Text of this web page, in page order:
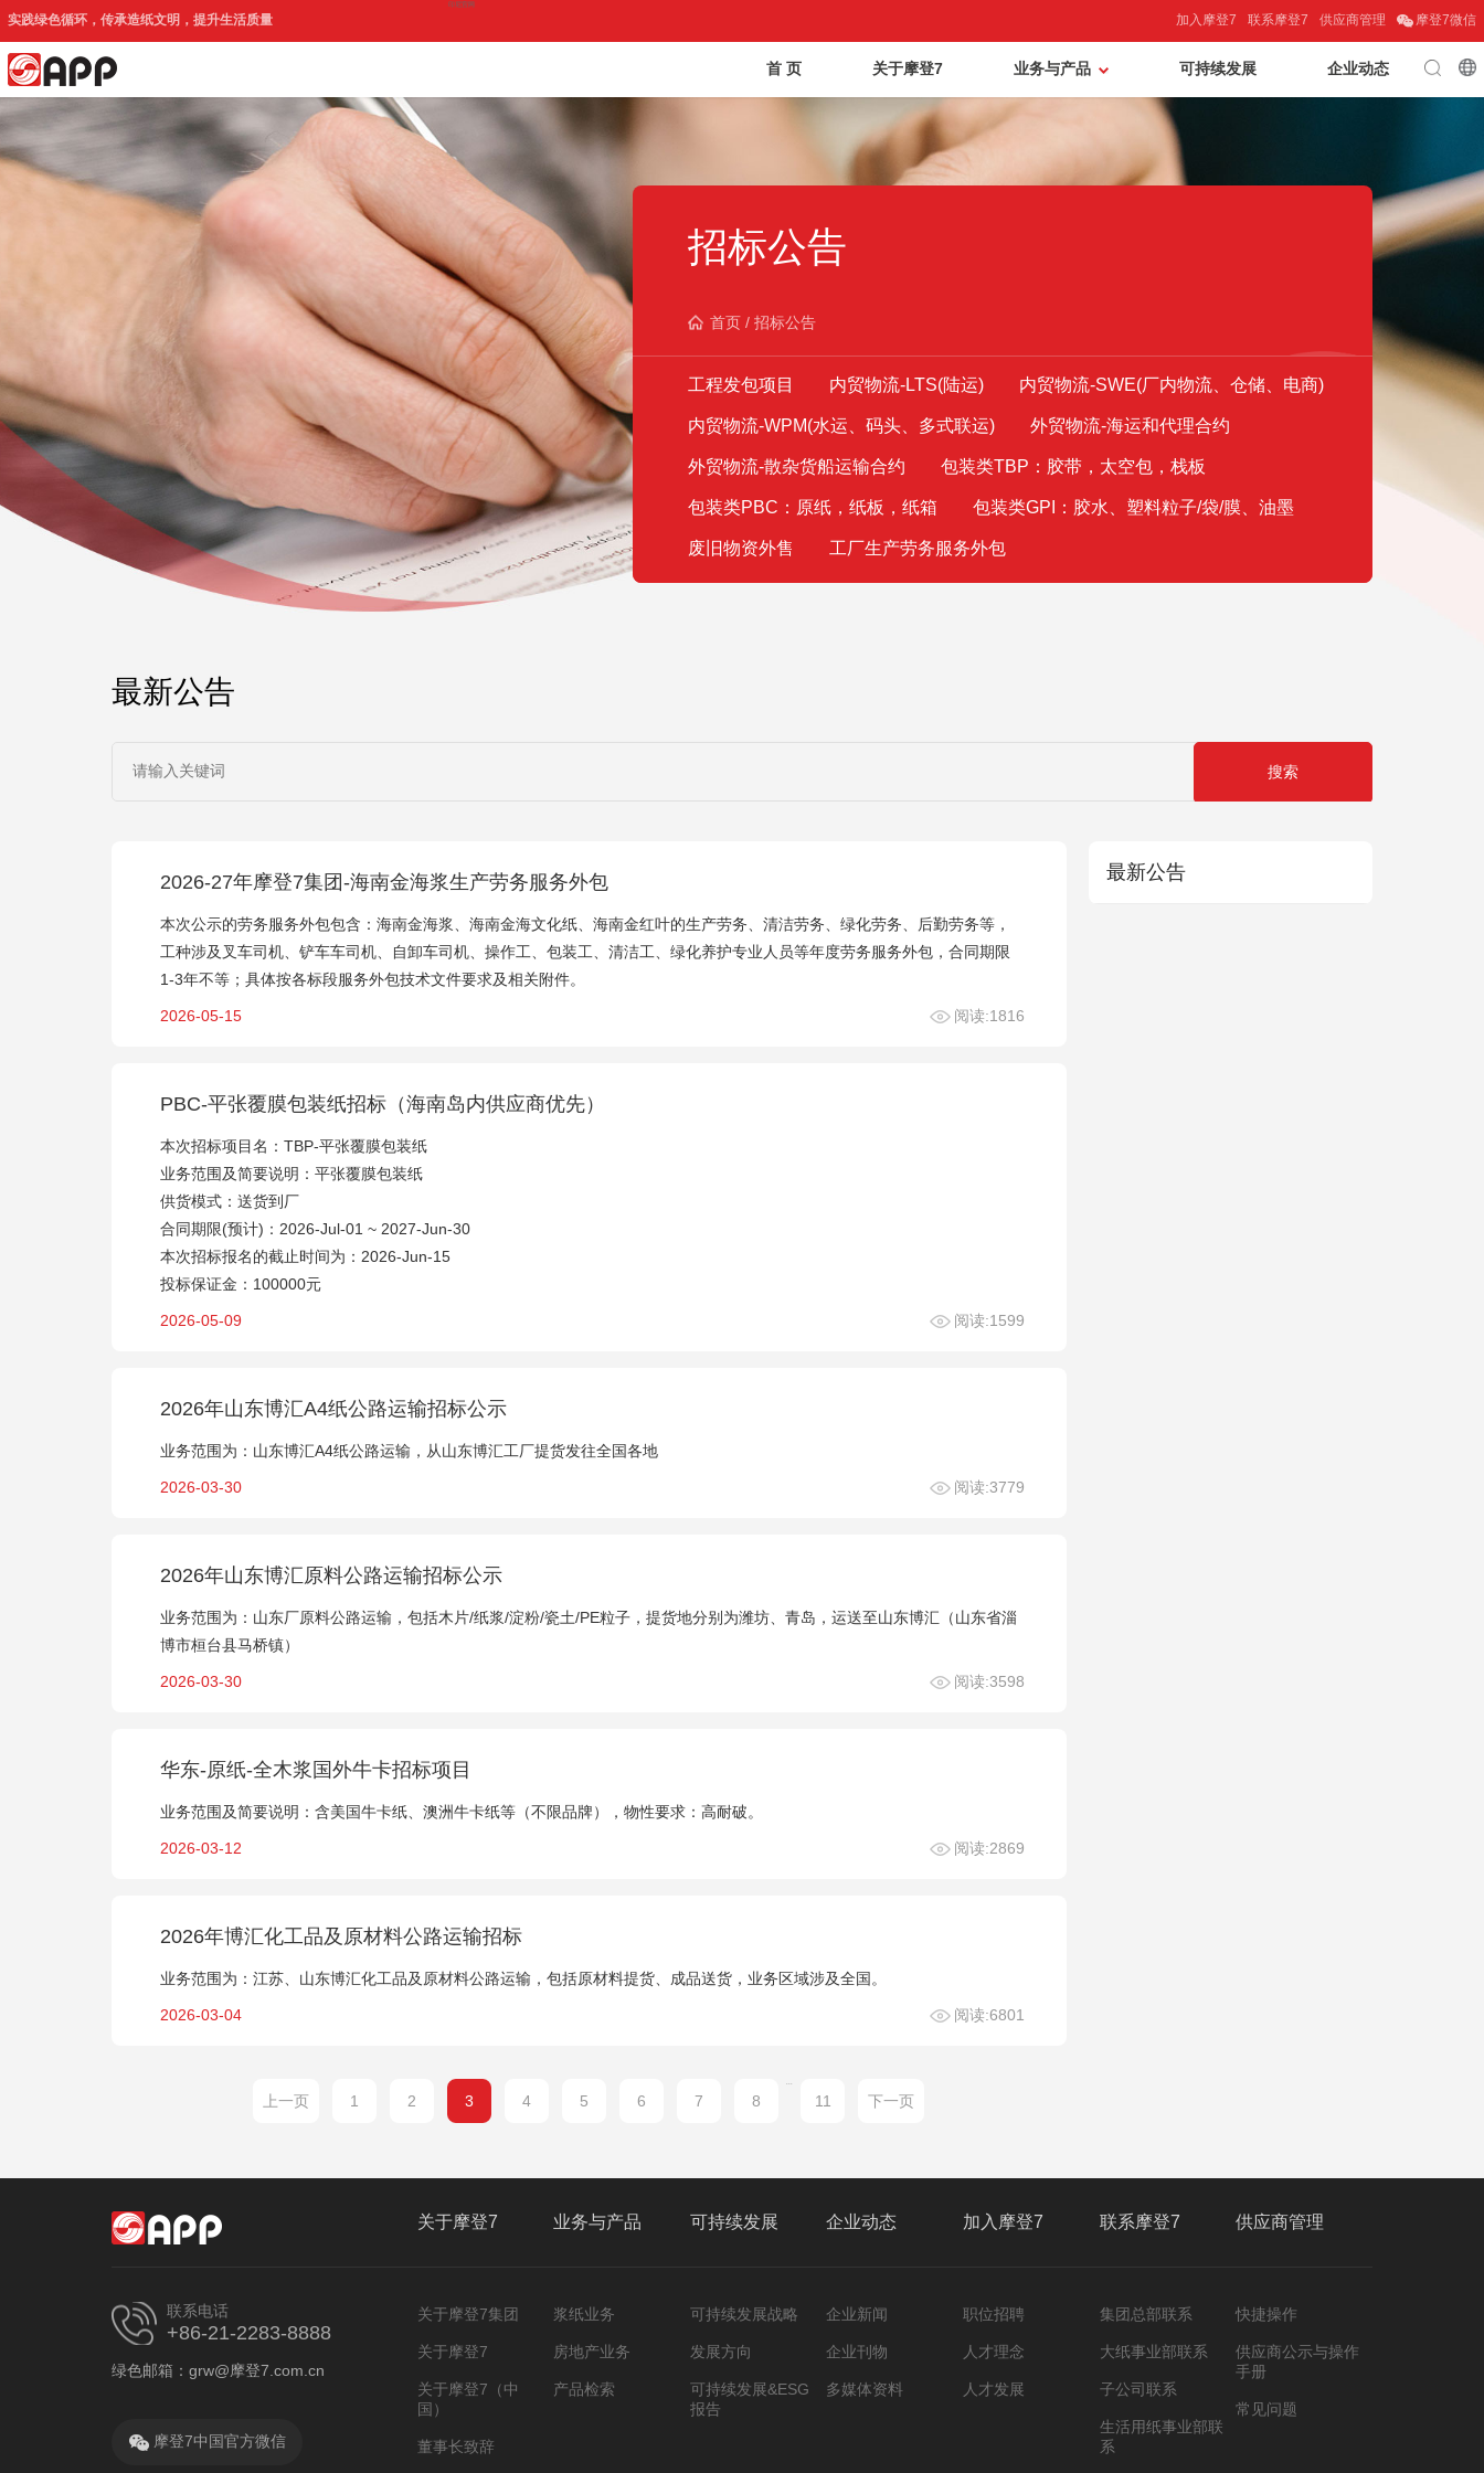
实践绿色循环，传承造纸文明，提升生活质量
印尼官网
摩登7微信
供应商管理
联系摩登7
加入摩登7
企业动态
可持续发展
业务与产品
关于摩登7
首 页
招标公告
首页 /招标公告
工程发包项目 内贸物流-LTS(陆运) 内贸物流-SWE(厂内物流、仓储、电商)
内贸物流-WPM(水运、码头、多式联运) 外贸物流-海运和代理合约
外贸物流-散杂货船运输合约 包装类TBP：胶带，太空包，栈板
包装类PBC：原纸，纸板，纸箱 包装类GPI：胶水、塑料粒子/袋/膜、油墨
废旧物资外售 工厂生产劳务服务外包
最新公告
2026-27年摩登7集团-海南金海浆生产劳务服务外包
本次公示的劳务服务外包包含：海南金海浆、海南金海文化纸、海南金红叶的生产劳务、清洁劳务、绿化劳务、后勤劳务等，
工种涉及叉车司机、铲车车司机、自卸车司机、操作工、包装工、清洁工、绿化养护专业人员等年度劳务服务外包，合同期限
1-3年不等；具体按各标段服务外包技术文件要求及相关附件。
2026-05-15 阅读:1816
PBC-平张覆膜包装纸招标（海南岛内供应商优先）
本次招标项目名：TBP-平张覆膜包装纸
业务范围及简要说明：平张覆膜包装纸
供货模式：送货到厂
合同期限(预计)：2026-Jul-01 ~ 2027-Jun-30
本次招标报名的截止时间为：2026-Jun-15
投标保证金：100000元
2026-05-09 阅读:1599
2026年山东博汇A4纸公路运输招标公示
业务范围为：山东博汇A4纸公路运输，从山东博汇工厂提货发往全国各地
2026-03-30 阅读:3779
2026年山东博汇原料公路运输招标公示
业务范围为：山东厂原料公路运输，包括木片/纸浆/淀粉/瓷土/PE粒子，提货地分别为潍坊、青岛，运送至山东博汇（山东省淄
博市桓台县马桥镇）
2026-03-30 阅读:3598
华东-原纸-全木浆国外牛卡招标项目
业务范围及简要说明：含美国牛卡纸、澳洲牛卡纸等（不限品牌），物性要求：高耐破。
2026-03-12 阅读:2869
2026年博汇化工品及原材料公路运输招标
业务范围为：江苏、山东博汇化工品及原材料公路运输，包括原材料提货、成品送货，业务区域涉及全国。
2026-03-04 阅读:6801
上一页 1 2 3 4 5 6 7 8 11 下一页
最新公告
联系电话
+86-21-2283-8888
绿色邮箱：grw@摩登7.com.cn
摩登7中国官方微信
关于摩登7
关于摩登7集团
关于摩登7
关于摩登7（中
国）
董事长致辞
业务与产品
浆纸业务
房地产业务
产品检索
可持续发展
可持续发展战略
发展方向
可持续发展&ESG
报告
企业动态
企业新闻
企业刊物
多媒体资料
加入摩登7
职位招聘
人才理念
人才发展
联系摩登7
集团总部联系
大纸事业部联系
子公司联系
生活用纸事业部联
系
供应商管理
快捷操作
供应商公示与操作
手册
常见问题